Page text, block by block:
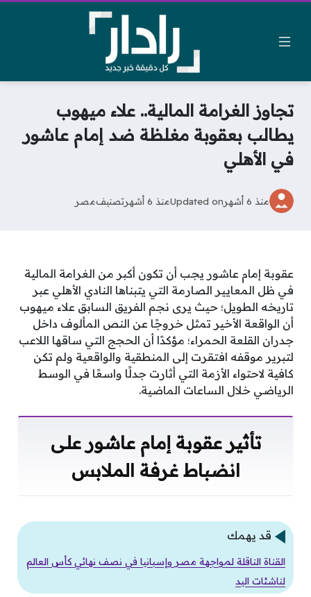
تجاوز الغرامة المالية.. علاء ميهوب
يطالب بعقوبة مغلظة ضد إمام عاشور
في الأهلي
منذ 6 أشهر Updated onمنذ 6 أشهر تصنيفمصر
عقوبة إمام عاشور يجب أن تكون أكبر من الغرامة المالية
في ظل المعايير الصارمة التي يتبناها النادي الأهلي عبر
تاريخه الطويل؛ حيث يرى نجم الفريق السابق علاء ميهوب
أن الواقعة الأخير تمثل خروجًا عن النص المألوف داخل
جدران القلعة الحمراء؛ مؤكدًا أن الحجج التي ساقها اللاعب
لتبرير موقفه افتقرت إلى المنطقية والواقعية ولم تكن
كافية لاحتواء الأزمة التي أثارت جدلًا واسعًا في الوسط
الرياضي خلال الساعات الماضية.
تأثير عقوبة إمام عاشور على
انضباط غرفة الملابس
قد يهمك
القناة الناقلة لمواجهة مصر وإسبانيا في نصف نهائي كأس العالم
لناشئات اليد